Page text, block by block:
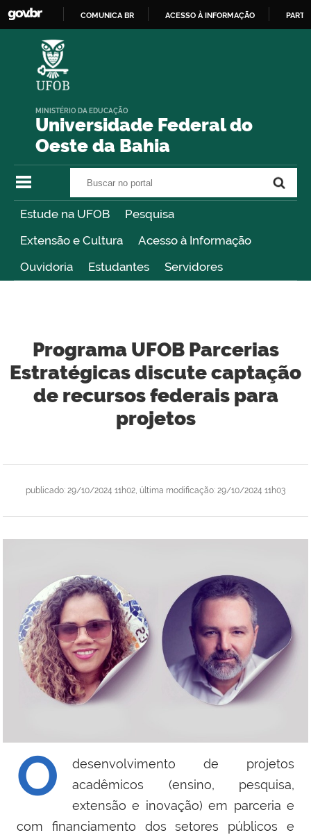
COMUNICA BR ACESSO À INFORMAÇÃO
Universidade Federal do
Oeste da Bahia
MINISTÉRIO DA EDUCAÇÃO
Estude na UFOB
Pesquisa
Extensão e Cultura
Acesso à Informação
Ouvidoria
Estudantes Servidores
Programa UFOB Parcerias
Estratégicas discute captação
de recursos federais para
projetos
publicado: 29/10/2024 11h02 última modificação: 29/10/2024 11h03
O
desenvolvimento de projetos
acadêmicos (ensino, pesquisa,
extensão e inovação) em parceria e
com financiamento dos setores públicos e